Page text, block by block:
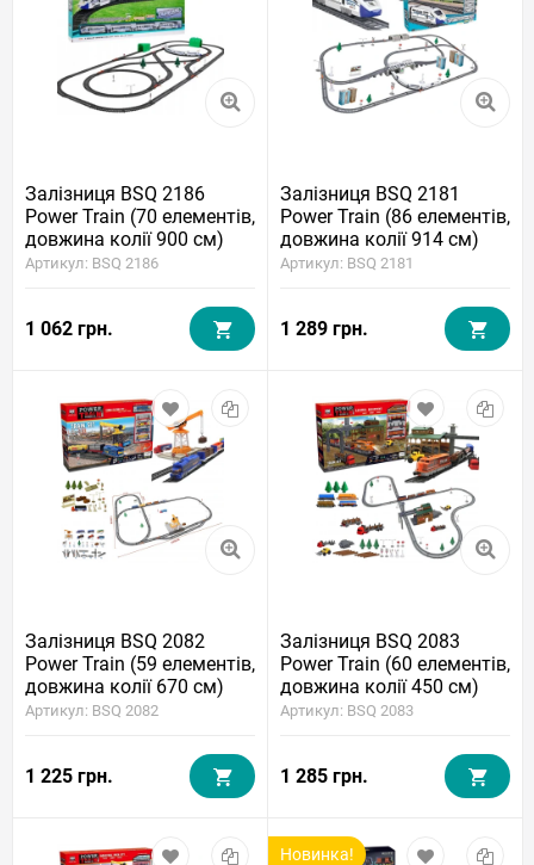
Залізниця BSQ 2186
Power Train (70 елементів,
довжина колії 900 см)
Артикул: BSQ 2186
1 062 грн.
Залізниця BSQ 2181
Power Train (86 елементів,
довжина колії 914 см)
Артикул: BSQ 2181
1 289 грн.
Залізниця BSQ 2082
Power Train (59 елементів,
довжина колії 670 см)
Артикул: BSQ 2082
1 225 грн.
Залізниця BSQ 2083
Power Train (60 елементів,
довжина колії 450 см)
Артикул: BSQ 2083
1 285 грн.
Новинка!